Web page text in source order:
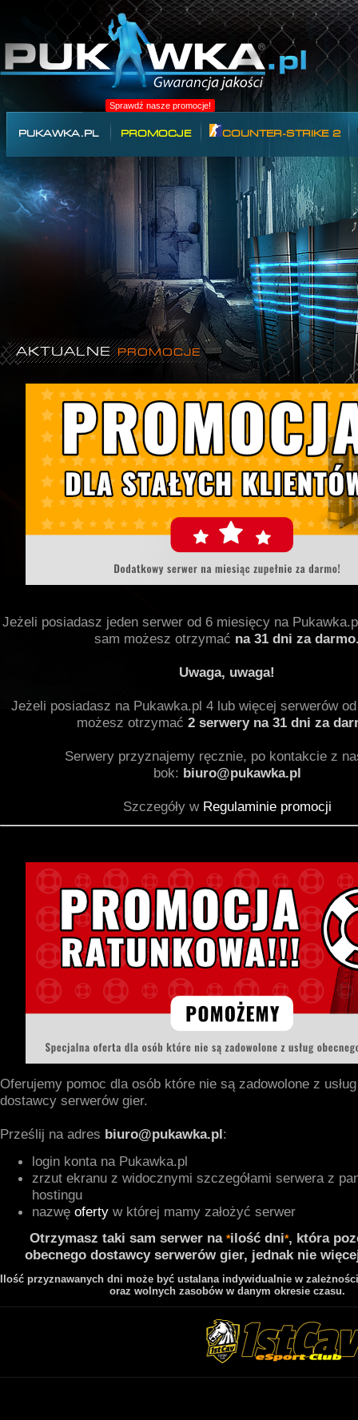
Sprawdź nasze promocje!
PUKAWKA.PL PROMOCJE COUNTER-STRIKE 2
AKTUALNEPROMOCJE
Jeżeli posiadasz jeden serwer od 6 miesięcy na
sam możesz otrzymać na 31 dni za
Uwaga, uwaga!
Jeżeli posiadasz na Pukawka.pl 4 lub więcej serwerów
możesz otrzymać 2 serwery na 31 dni za
Serwery przyznajemy ręcznie, po kontakcie z
bok: biuro@pukawka.pl
Szczegóły w Regulaminie promocji
Oferujemy pomoc dla osób które nie są zadowolone z
dostawcy serwerów gier.
Prześlij na adres biuro@pukawka.pl:
login konta na Pukawka.pl
zrzut ekranu z widocznymi szczegółami serwera z
hostingu
nazwę oferty w której mamy założyć serwer
Otrzymasz taki sam serwer na*ilość dni*, która
obecnego dostawcy serwerów gier, jednak nie
Ilość przyznawanych dni może być ustalana indywidualnie w
oraz wolnych zasobów w danym okresie czasu.